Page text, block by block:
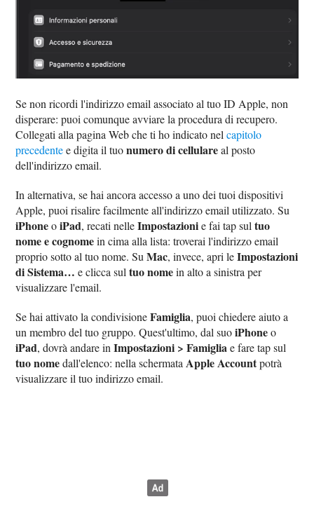
Se non ricordi l'indirizzo email associato al tuo ID Apple, non
disperare: puoi comunque avviare la procedura di recupero.
Collegati alla pagina Web che ti ho indicato nelcapitolo
precedentee digita il tuonumero di cellulareal posto
dell'indirizzo email.
In alternativa, se hai ancora accesso a uno dei tuoi dispositivi
Apple, puoi risalire facilmente all'indirizzo email utilizzato. Su
iPhoneoiPad, recati nelleImpostazionie fai tap sultuo
nome e cognomein cima alla lista: troverai l'indirizzo email
proprio sotto al tuo nome. SuMac, invece, apri leImpostazioni
di Sistema… e clicca sultuo nomein alto a sinistra per
visualizzare l'email.
Se hai attivato la condivisioneFamiglia, puoi chiedere aiuto a
un membro del tuo gruppo. Quest'ultimo, dal suoiPhoneo
iPad, dovrà andare inImpostazioni > Famiglia e fare tap sul
tuo nomedall'elenco: nella schermata Apple Accountpotrà
visualizzare il tuo indirizzo email.